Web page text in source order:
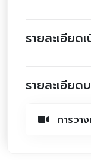
รายละเอียด
รายละเอียด
การวา